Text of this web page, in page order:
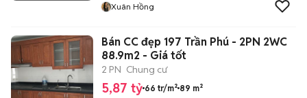
Xuân Hồng
Bán CC đẹp 197 Trần Phú - 2PN 2WC
88.9m2 - Giá tốt
2 PN Chung cư
5,87 tỷ 66 tr/m² 89 m²